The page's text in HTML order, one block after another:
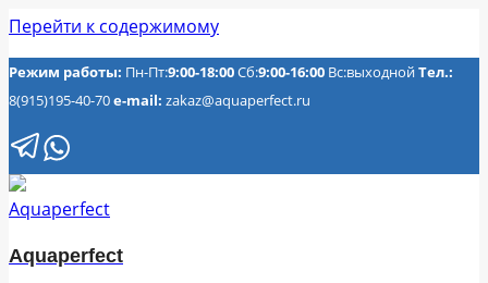
Перейти к содержимому
Режим работы: Пн-Пт:9:00-18:00Сб:9:00-16:00 Вс:выходнойТел.:
8(915)195-40-70e-mail: zakaz@aquaperfect.ru
Aquaperfect